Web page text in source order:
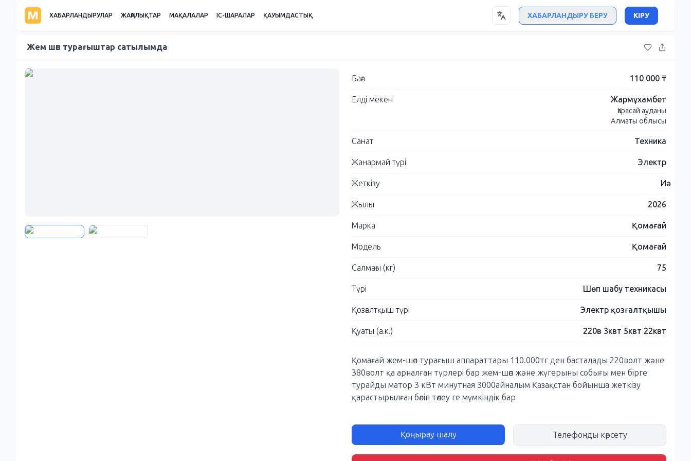
ХАБАРЛАНДЫРУЛАР ЖАҢАЛЫҚТАР МАҚАЛАЛАР ІС-ШАРАЛАР ҚАУЫМДАСТЫҚ ХАБАРЛАНДЫРУ БЕРУ КІРУ
Жем шөп турағыштар сатылымда
Баға 110 000 ₸
Елді мекен Жармұхамбет
Қарасай ауданы
Алматы облысы
Санат Техника
Жанармай түрі Электр
Жеткізу Иә
Жылы 2026
Марка Қомағай
Модель Қомағай
Салмағы (кг) 75
Түрі Шөп шабу техникасы
Қозғалтқыш түрі Электр қозғалтқышы
Қуаты (а.к.) 220в 3квт 5квт 22квт
Қомағай жем-шөп турағыш аппараттары 110.000тг ден басталады 220волт және
380волт қа арналған түрлері бар жем-шөп және жүгерыны собығы мен бірге
турайды матор 3 кВт минутная 3000айналым Қазақстан бойынша жеткізу
қарастырылған бөліп төлеу ге мүмкіндік бар
Қоңырау шалу Телефонды көрсету